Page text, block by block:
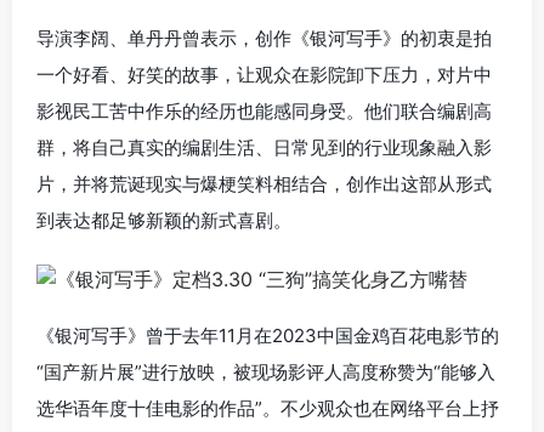
导演李阔、单丹丹曾表示，创作《银河写手》的初衷是拍
一个好看、好笑的故事，让观众在影院卸下压力，对片中
影视民工苦中作乐的经历也能感同身受。他们联合编剧高
群，将自己真实的编剧生活、日常见到的行业现象融入影
片，并将荒诞现实与爆梗笑料相结合，创作出这部从形式
到表达都足够新颖的新式喜剧。
《银河写手》曾于去年11月在2023中国金鸡百花电影节的
“国产新片展”进行放映，被现场影评人高度称赞为“能够入
选华语年度十佳电影的作品”。不少观众也在网络平台上抒